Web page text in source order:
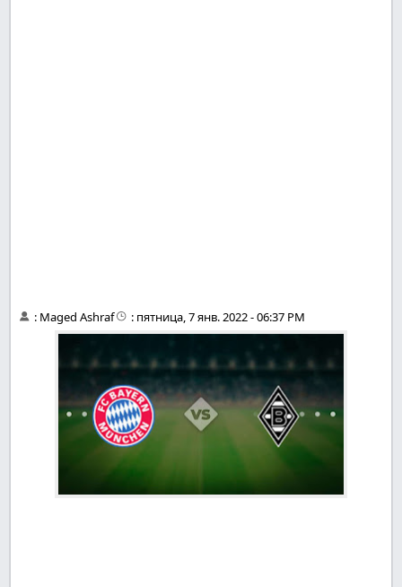
: Maged Ashraf : пятница, 7 янв. 2022 - 06:37 PM